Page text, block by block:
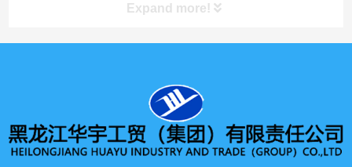
Expand more!
所有产品